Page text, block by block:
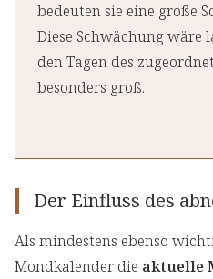
bedeuten sie eine große
Diese Schwächung wäre
den Tagen des
besonders groß.
Der Einfluss des
Als mindestens ebenso
Mondkalender die aktuelle